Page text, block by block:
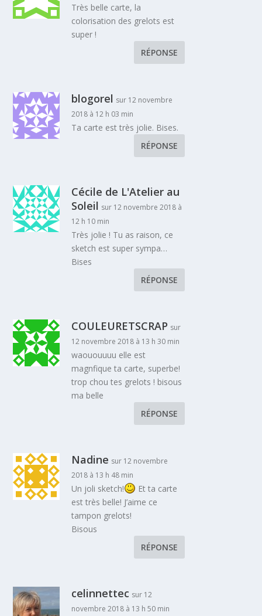
Très belle carte, la
colorisation des grelots est
super !
RÉPONSE
blogorel sur 12 novembre
2018 à 12 h 03 min
Ta carte est très jolie. Bises.
RÉPONSE
Cécile de L'Atelier au
Soleil sur 12 novembre 2018 à
12 h 10 min
Très jolie ! Tu as raison, ce
sketch est super sympa…
Bises
RÉPONSE
COULEURETSCRAP sur
12 novembre 2018 à 13 h 30 min
waououuuu elle est
magnfique ta carte, superbe!
trop chou tes grelots ! bisous
ma belle
RÉPONSE
Nadine sur 12 novembre
2018 à 13 h 48 min
Un joli sketch!
Et ta carte
est très belle! J’aime ce
tampon grelots!
Bisous
RÉPONSE
celinnettec sur 12
novembre 2018 à 13 h 50 min